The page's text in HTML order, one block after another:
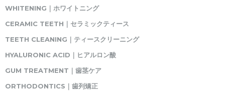
WHITENING｜ホワイトニング
CERAMIC TEETH｜セラミックティース
TEETH CLEANING｜ティースクリーニング
HYALURONIC ACID｜ヒアルロン酸
GUM TREATMENT｜歯茎ケア
ORTHODONTICS｜歯列矯正